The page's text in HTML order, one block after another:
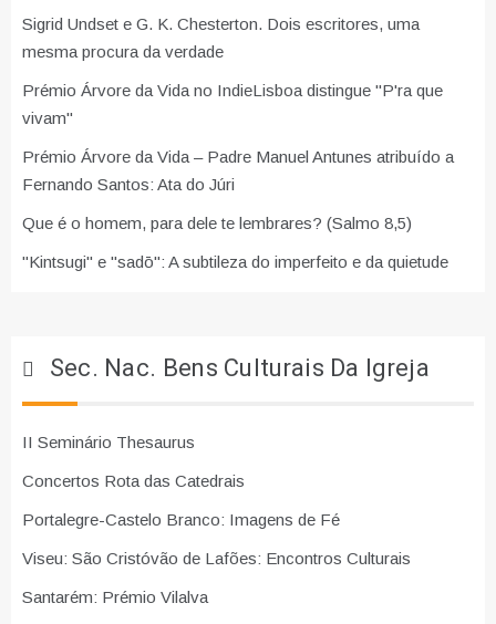
Sigrid Undset e G. K. Chesterton. Dois escritores, uma
mesma procura da verdade
Prémio Árvore da Vida no IndieLisboa distingue "P'ra que
vivam"
Prémio Árvore da Vida – Padre Manuel Antunes atribuído a
Fernando Santos: Ata do Júri
Que é o homem, para dele te lembrares? (Salmo 8,5)
"Kintsugi" e "sadō": A subtileza do imperfeito e da quietude
Sec. Nac. Bens Culturais Da Igreja
II Seminário Thesaurus
Concertos Rota das Catedrais
Portalegre-Castelo Branco: Imagens de Fé
Viseu: São Cristóvão de Lafões: Encontros Culturais
Santarém: Prémio Vilalva